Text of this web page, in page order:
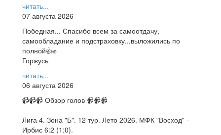
читать...
07 августа 2026
Победная... Спасибо всем за самоотдачу,
самообладание и подстраховку...выложились по
полной👍✊
Горжусь
читать...
06 августа 2026
📹📹📹 Обзор голов 📹📹📹
Лига 4. Зона "Б". 12 тур. Лето 2026. МФК "Восход" -
Ирбис 6:2 (1:0).